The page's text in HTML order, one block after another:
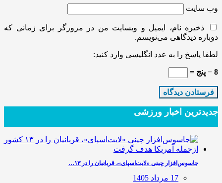
وب‌ سایت
ذخیره نام، ایمیل و وبسایت من در مرورگر برای زمانی که
دوباره دیدگاهی می‌نویسم.
لطفا پاسخ را به عدد انگلیسی وارد کنید:
8 − پنج =
جدیدترین‌ اخبار ورزشی
جاسوس‌افزار چینی «لایت‌اسپای»، قربانیان را در ۱۳…
17 مرداد 1405